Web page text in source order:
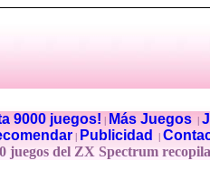
9000 juegos! Más Juegos|
Publicidad
juegos del ZX Spectrum